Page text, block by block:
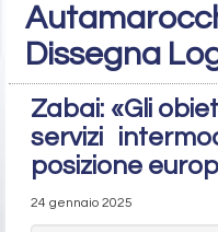
Dissegna
Zabai: «Gli
servizi
posizione
24 gennaio 2025